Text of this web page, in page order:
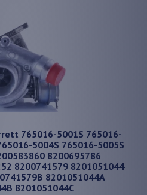
765016-5001S 765016-
5004S 765016-5005S
8200695786
8200741579 8201051044
8201051044A
8201051044C